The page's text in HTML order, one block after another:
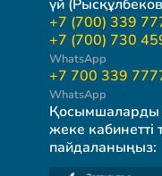
үй
+7 (700) 339
+7 (700) 730
WhatsApp
+7 700 339
WhatsApp
Қосымшаларды
жеке кабинетті
пайдаланыңыз: